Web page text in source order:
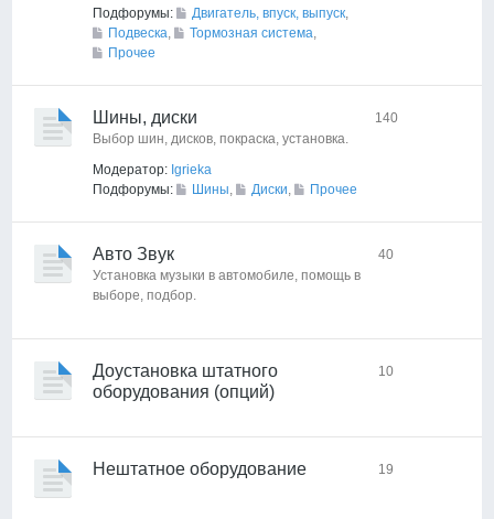
Подфорумы:
Двигатель, впуск, выпуск,
Подвеска, Тормозная система,
Прочее
Шины, диски
Выбор шин, дисков, покраска, установка.
Модератор: Igrieka
Подфорумы:
Шины, Диски, Прочее
140
Авто Звук
Установка музыки в автомобиле, помощь в
выборе, подбор.
40
Доустановка штатного
оборудования (опций)
10
Нештатное оборудование 19